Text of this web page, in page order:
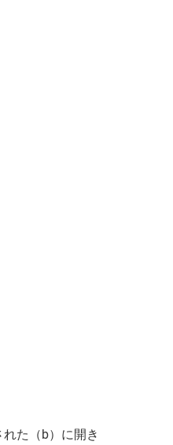
た（b）に開き